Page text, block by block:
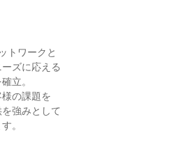
トワークと
ズに応える
立。
の課題を
強みとして
。